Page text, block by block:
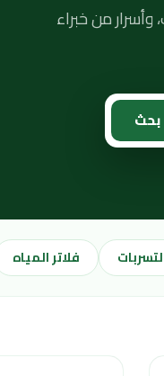
من خبراء
بحث
فلاتر المياه